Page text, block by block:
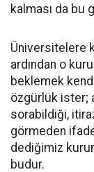
kalması da bu
Üniversitelere
ardından o
beklemek
özgürlük ister;
sorabildiği,
görmeden
dediğimiz
budur.